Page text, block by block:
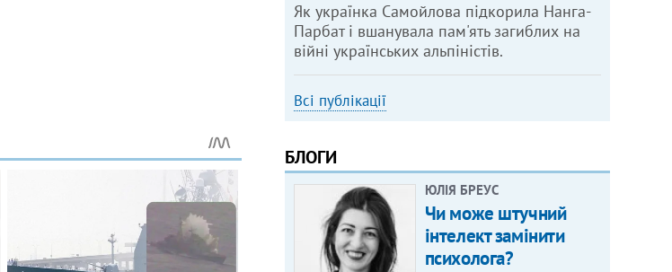
Як українка Самойлова підкорила Нанга-
Парбат і вшанувала пам'ять загиблих на
війні українських альпіністів.
Всі публікації
БЛОГИ
ЮЛІЯ БРЕУС
Чи може штучний
інтелект замінити
психолога?